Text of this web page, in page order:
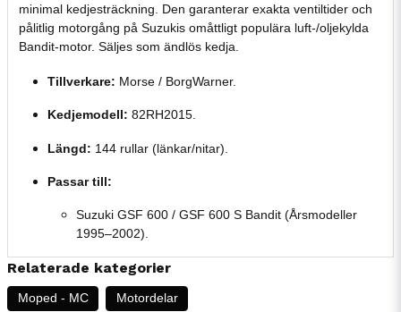
minimal kedjesträckning. Den garanterar exakta ventiltider och
pålitlig motorgång på Suzukis omåttligt populära luft-/oljekylda
Bandit-motor. Säljes som ändlös kedja.
Tillverkare: Morse / BorgWarner.
Kedjemodell: 82RH2015.
Längd: 144 rullar (länkar/nitar).
Passar till:
Suzuki GSF 600 / GSF 600 S Bandit (Årsmodeller
1995–2002).
Relaterade kategorier
Moped - MC Motordelar